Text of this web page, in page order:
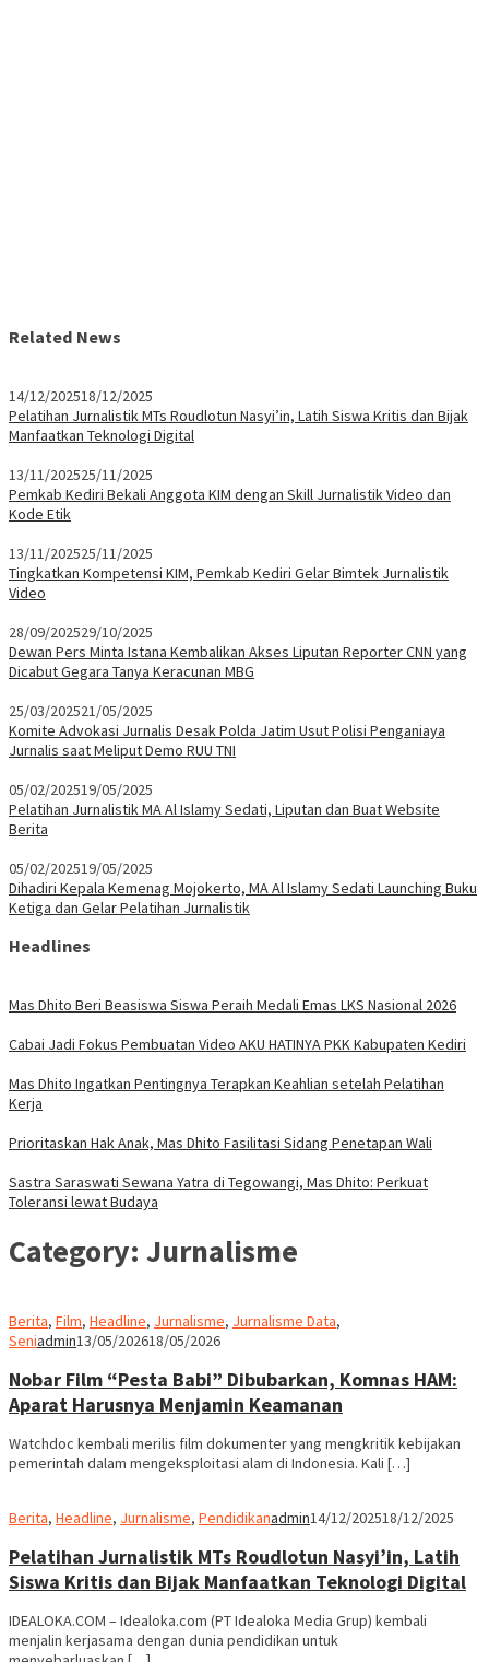
Related News
14/12/202518/12/2025
Pelatihan Jurnalistik MTs Roudlotun Nasyi’in, Latih Siswa Kritis dan Bijak
Manfaatkan Teknologi Digital
13/11/202525/11/2025
Pemkab Kediri Bekali Anggota KIM dengan Skill Jurnalistik Video dan
Kode Etik
13/11/202525/11/2025
Tingkatkan Kompetensi KIM, Pemkab Kediri Gelar Bimtek Jurnalistik
Video
28/09/202529/10/2025
Dewan Pers Minta Istana Kembalikan Akses Liputan Reporter CNN yang
Dicabut Gegara Tanya Keracunan MBG
25/03/202521/05/2025
Komite Advokasi Jurnalis Desak Polda Jatim Usut Polisi Penganiaya
Jurnalis saat Meliput Demo RUU TNI
05/02/202519/05/2025
Pelatihan Jurnalistik MA Al Islamy Sedati, Liputan dan Buat Website
Berita
05/02/202519/05/2025
Dihadiri Kepala Kemenag Mojokerto, MA Al Islamy Sedati Launching Buku
Ketiga dan Gelar Pelatihan Jurnalistik
Headlines
Mas Dhito Beri Beasiswa Siswa Peraih Medali Emas LKS Nasional 2026
Cabai Jadi Fokus Pembuatan Video AKU HATINYA PKK Kabupaten Kediri
Mas Dhito Ingatkan Pentingnya Terapkan Keahlian setelah Pelatihan
Kerja
Prioritaskan Hak Anak, Mas Dhito Fasilitasi Sidang Penetapan Wali
Sastra Saraswati Sewana Yatra di Tegowangi, Mas Dhito: Perkuat
Toleransi lewat Budaya
Category: Jurnalisme
Berita, Film, Headline, Jurnalisme, Jurnalisme Data,
Seniadmin13/05/202618/05/2026
Nobar Film “Pesta Babi” Dibubarkan, Komnas HAM:
Aparat Harusnya Menjamin Keamanan
Watchdoc kembali merilis film dokumenter yang mengkritik kebijakan
pemerintah dalam mengeksploitasi alam di Indonesia. Kali […]
Berita, Headline, Jurnalisme, Pendidikanadmin14/12/202518/12/2025
Pelatihan Jurnalistik MTs Roudlotun Nasyi’in, Latih
Siswa Kritis dan Bijak Manfaatkan Teknologi Digital
IDEALOKA.COM – Idealoka.com (PT Idealoka Media Grup) kembali
menjalin kerjasama dengan dunia pendidikan untuk